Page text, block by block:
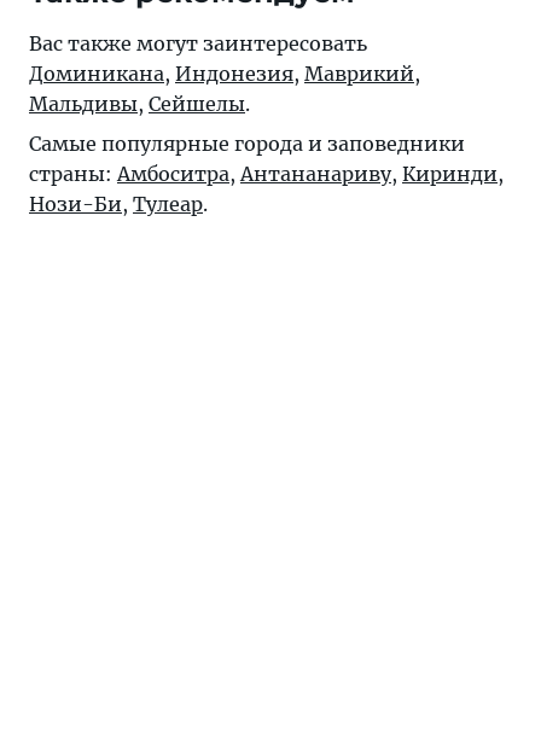
Вас также могут заинтересовать
Доминикана, Индонезия, Маврикий,
Мальдивы, Сейшелы.
Самые популярные города и заповедники
страны: Амбоситра, Антананариву, Киринди,
Нози-Би, Тулеар.